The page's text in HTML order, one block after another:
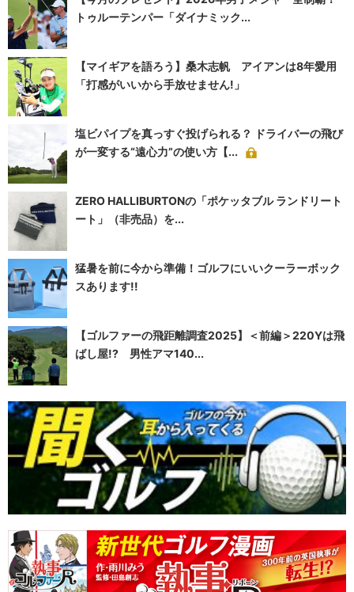
トゥルーテンパー「ダイナミック...
【マイギアを語ろう】桑木志帆 アイアンは8年愛用
「打感がいいから手放せません!」
塩ビパイプを真っすぐ投げられる？ ドライバーの飛び
が一変する“遠心力”の使い方【...
ZERO HALLIBURTONの「ポケッタブル ランドリート
ート」（非売品）を...
猛暑を前に今から準備！ゴルフにいいクーラーボック
スあります!!
【ゴルファーの飛距離調査2025】＜前編＞220Yは飛
ばし屋!? 男性アマ140...